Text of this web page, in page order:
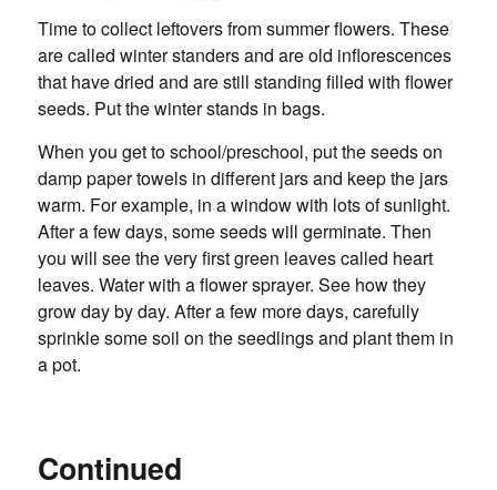
Time to collect leftovers from summer flowers. These
are called winter standers and are old inflorescences
that have dried and are still standing filled with flower
seeds. Put the winter stands in bags.
When you get to school/preschool, put the seeds on
damp paper towels in different jars and keep the jars
warm. For example, in a window with lots of sunlight.
After a few days, some seeds will germinate. Then
you will see the very first green leaves called heart
leaves. Water with a flower sprayer. See how they
grow day by day. After a few more days, carefully
sprinkle some soil on the seedlings and plant them in
a pot.
Continued